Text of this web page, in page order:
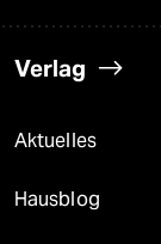
Verlag
Aktuelles
Hausblog